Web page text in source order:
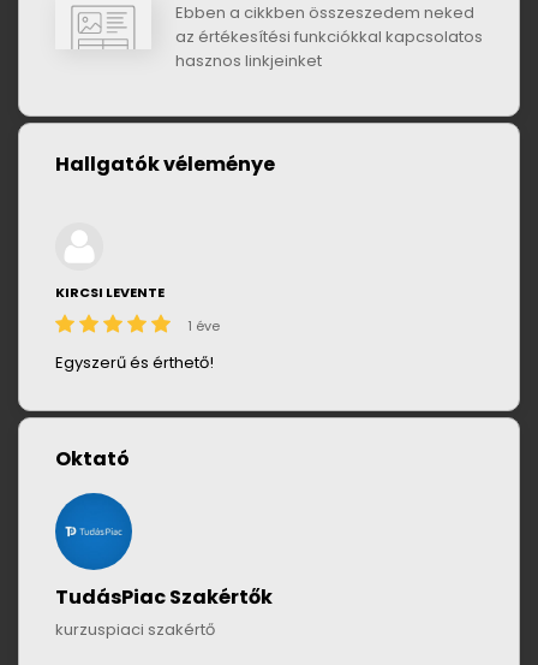
Ebben a cikkben összeszedem neked
az értékesítési funkciókkal kapcsolatos
hasznos linkjeinket
Hallgatók véleménye
KIRCSI LEVENTE
1 éve
Egyszerű és érthető!
Oktató
TudásPiac Szakértők
kurzuspiaci szakértő